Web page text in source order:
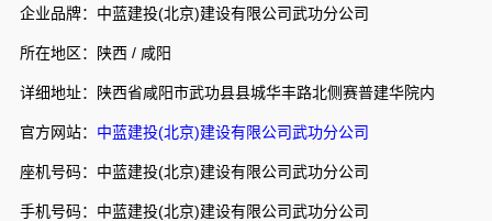
企业品牌：中蓝建投(北京)建设有限公司武功分公司
所在地区：陕西 / 咸阳
详细地址：陕西省咸阳市武功县县城华丰路北侧赛普建华院内
官方网站： 中蓝建投(北京)建设有限公司武功分公司
座机号码：中蓝建投(北京)建设有限公司武功分公司
手机号码：中蓝建投(北京)建设有限公司武功分公司